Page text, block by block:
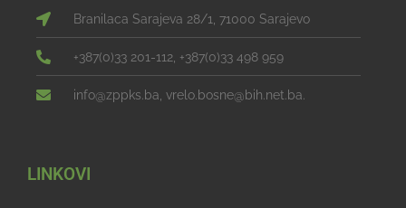
Branilaca Sarajeva 28/1, 71000 Sarajevo
+387(0)33 201-112, +387(0)33 498 959
info@zppks.ba, vrelo.bosne@bih.net.ba.
LINKOVI